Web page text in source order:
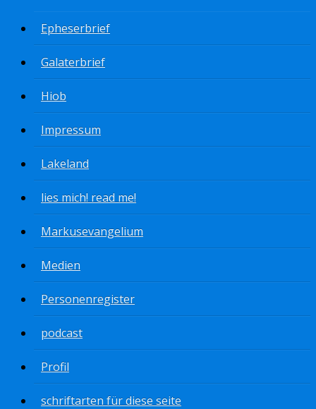
Epheserbrief
Galaterbrief
Hiob
Impressum
Lakeland
lies mich! read me!
Markusevangelium
Medien
Personenregister
podcast
Profil
schriftarten für diese seite